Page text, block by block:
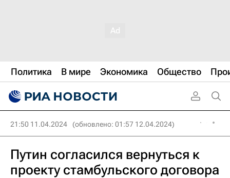
Политика В мире Экономика Общество
21:50 11.04.2024 (обновлено: 01:57 12.04.2024)
Путин согласился вернуться к
проекту стамбульского договора